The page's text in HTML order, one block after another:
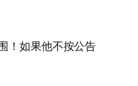
！如果他不按公告